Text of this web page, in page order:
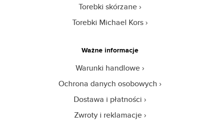
Torebki skórzane
Torebki Michael Kors
Ważne informacje
Warunki handlowe
Ochrona danych osobowych
Dostawa i płatności
Zwroty i reklamacje